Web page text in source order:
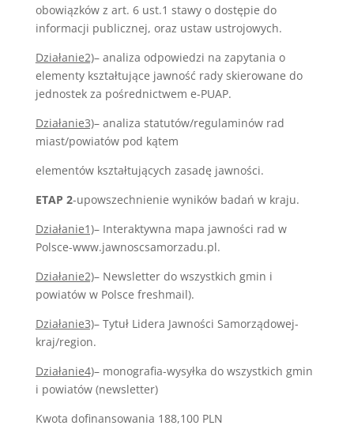
obowiązków z art. 6 ust.1 stawy o dostępie do
informacji publicznej, oraz ustaw ustrojowych.
Działanie2)– analiza odpowiedzi na zapytania o
elementy kształtujące jawność rady skierowane do
jednostek za pośrednictwem e-PUAP.
Działanie3)– analiza statutów/regulaminów rad
miast/powiatów pod kątem
elementów kształtujących zasadę jawności.
ETAP 2-upowszechnienie wyników badań w kraju.
Działanie1)– Interaktywna mapa jawności rad w
Polsce-www.jawnoscsamorzadu.pl.
Działanie2)– Newsletter do wszystkich gmin i
powiatów w Polsce freshmail).
Działanie3)– Tytuł Lidera Jawności Samorządowej-
kraj/region.
Działanie4)– monografia-wysyłka do wszystkich gmin
i powiatów (newsletter)
Kwota dofinansowania 188,100 PLN